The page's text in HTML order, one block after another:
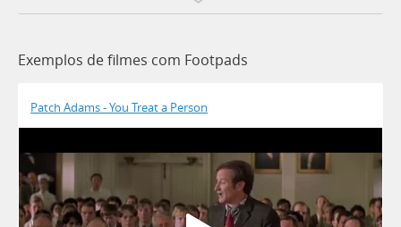
Exemplos de filmes com Footpads
Patch Adams - You Treat a Person